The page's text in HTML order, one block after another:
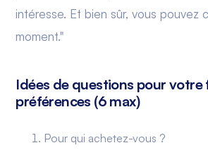
intéresse. Et bien sûr, vous pouvez
moment."
Idées de questions pour
préférences (6 max)
Pour qui achetez-vous ?